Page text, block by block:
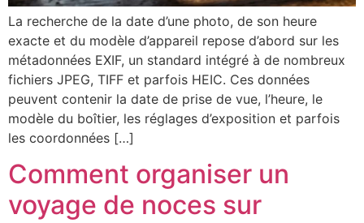
La recherche de la date d’une photo, de son heure
exacte et du modèle d’appareil repose d’abord sur les
métadonnées EXIF, un standard intégré à de nombreux
fichiers JPEG, TIFF et parfois HEIC. Ces données
peuvent contenir la date de prise de vue, l’heure, le
modèle du boîtier, les réglages d’exposition et parfois
les coordonnées […]
Comment organiser un
voyage de noces sur